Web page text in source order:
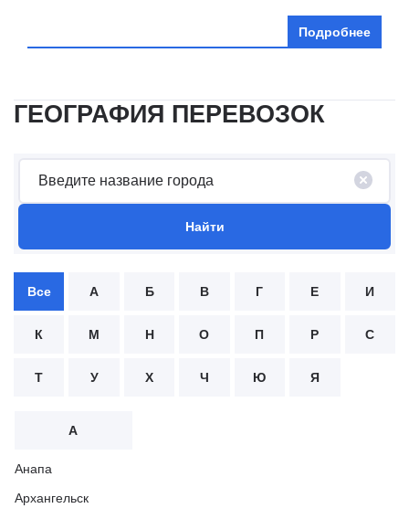
Подробнее
ГЕОГРАФИЯ ПЕРЕВОЗОК
Все А Б В Г Е И
К М Н О П Р С
Т У Х Ч Ю Я
А
Анапа
Архангельск